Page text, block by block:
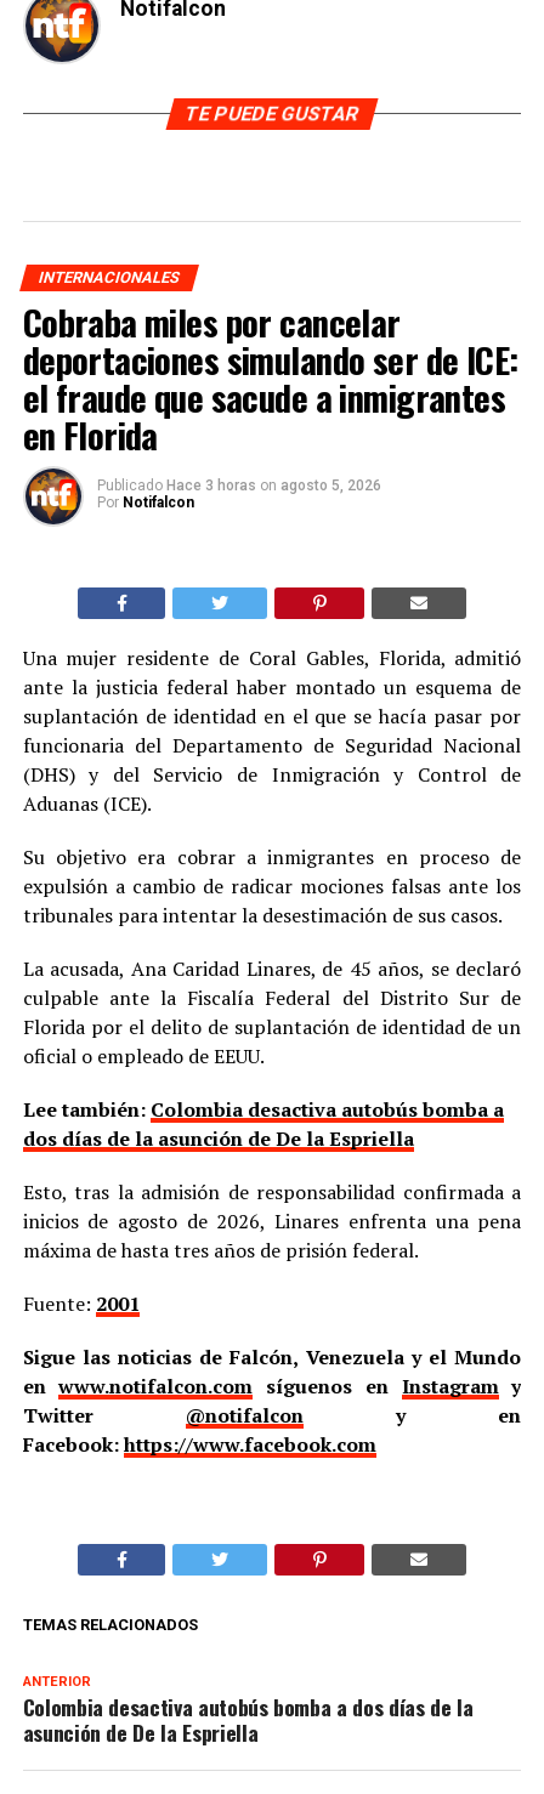
Notifalcon
TE PUEDE GUSTAR
INTERNACIONALES
Cobraba miles por cancelar
deportaciones simulando ser de ICE:
el fraude que sacude a inmigrantes
en Florida
Publicado Hace 3 horas on agosto 5, 2026
Por Notifalcon
Una mujer residente de Coral Gables, Florida, admitió
ante la justicia federal haber montado un esquema de
suplantación de identidad en el que se hacía pasar por
funcionaria del Departamento de Seguridad Nacional
(DHS) y del Servicio de Inmigración y Control de
Aduanas (ICE).
Su objetivo era cobrar a inmigrantes en proceso de
expulsión a cambio de radicar mociones falsas ante los
tribunales para intentar la desestimación de sus casos.
La acusada, Ana Caridad Linares, de 45 años, se declaró
culpable ante la Fiscalía Federal del Distrito Sur de
Florida por el delito de suplantación de identidad de un
oficial o empleado de EEUU.
Lee también: Colombia desactiva autobús bomba a
dos días de la asunción de De la Espriella
Esto, tras la admisión de responsabilidad confirmada a
inicios de agosto de 2026, Linares enfrenta una pena
máxima de hasta tres años de prisión federal.
Fuente: 2001
Sigue las noticias de Falcón, Venezuela y el Mundo
enwww.notifalcon.com síguenos en Instagramy
Twitter @notifalcony en
Facebook:https://www.facebook.com
TEMAS RELACIONADOS
ANTERIOR
Colombia desactiva autobús bomba a dos días de la
asunción de De la Espriella